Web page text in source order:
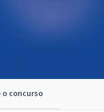
o concurso